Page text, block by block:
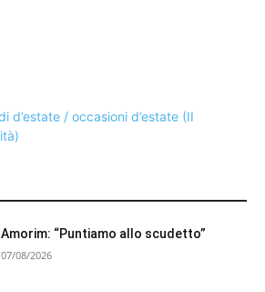
Amorim: “Puntiamo allo scudetto”
07/08/2026